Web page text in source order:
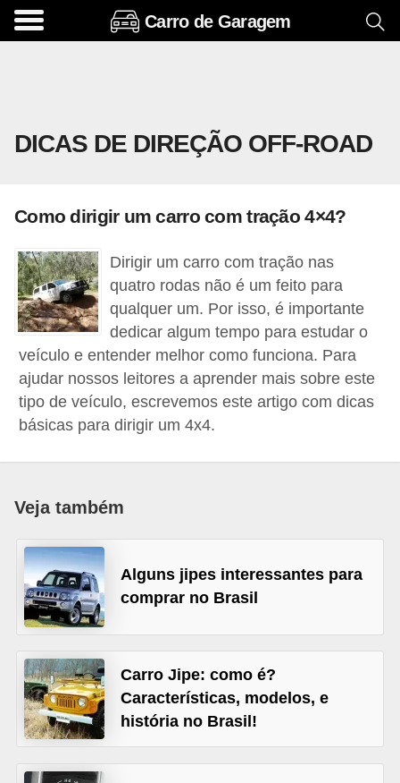
Carro de Garagem
DICAS DE DIREÇÃO OFF-ROAD
Como dirigir um carro com tração 4×4?
Dirigir um carro com tração nas
quatro rodas não é um feito para
qualquer um. Por isso, é importante
dedicar algum tempo para estudar o
veículo e entender melhor como funciona. Para
ajudar nossos leitores a aprender mais sobre este
tipo de veículo, escrevemos este artigo com dicas
básicas para dirigir um 4x4.
Veja também
Alguns jipes interessantes para
comprar no Brasil
Carro Jipe: como é?
Características, modelos, e
história no Brasil!
A
s
i
o
s
e
o
p
c
i
n
i
s
A
u
o
m
ó
v
e